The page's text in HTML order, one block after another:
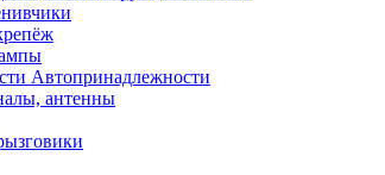
Автопринадлежности